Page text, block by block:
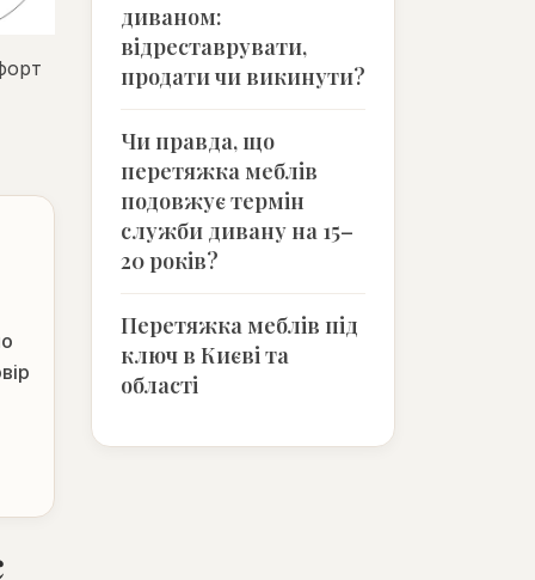
диваном:
відреставрувати,
продати чи викинути?
Чи правда, що
перетяжка меблів
подовжує термін
служби дивану на 15–
20 років?
Перетяжка меблів під
ключ в Києві та
області